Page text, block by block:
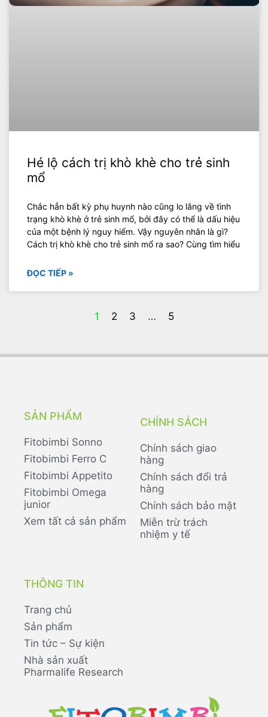
Hé lộ cách trị khò khè cho trẻ sinh
mổ
Chắc hẳn bất kỳ phụ huynh nào cũng lo lắng về tình
trạng khò khè ở trẻ sinh mổ, bởi đây có thể là dấu hiệu
của một bệnh lý nguy hiểm. Vậy nguyên nhân là gì?
Cách trị khò khè cho trẻ sinh mổ ra sao? Cùng tìm hiểu
ĐỌC TIẾP »
1 2 3 … 5
SẢN PHẨM
Fitobimbi Sonno
Fitobimbi Ferro C
Fitobimbi Appetito
Fitobimbi Omega
junior
Xem tất cả sản phẩm
CHÍNH SÁCH
Chính sách giao
hàng
Chính sách đổi trả
hàng
Chính sách bảo mật
Miễn trừ trách
nhiệm y tế
THÔNG TIN
Trang chủ
Sản phẩm
Tin tức – Sự kiện
Nhà sản xuất
Pharmalife Research